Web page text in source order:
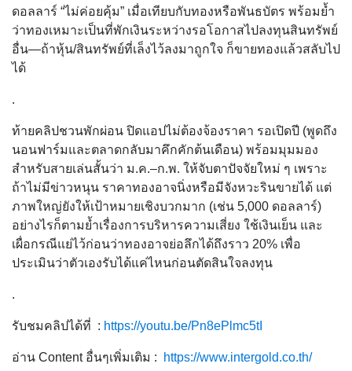
ดอลลาร์ “ไม่ค่อยคุ้ม” เมื่อเทียบกับทองหรือพันธบัตร พร้อมย้ำ
ว่าทองเหมาะเป็นที่พักเงินระหว่างรอโอกาสไปลงทุนสินทรัพย์
อื่น—ถ้าหุ้น/สินทรัพย์ที่เล็งไว้ลงมาถูกใจ ก็ขายทองแล้วสลับไป
ได้
.
ท้ายคลิปชวนพักผ่อน ปิดแอปไม่ต้องจ้องราคา รอเปิดปี (พูดถึง
นอนฟาร์มและตลาดกลับมาคึกคักต้นเดือน) พร้อมมุมมอง
สำหรับสายเล่นสั้นว่า ม.ค.–ก.พ. ให้จับตาปัจจัยใหม่ ๆ เพราะ
ถ้าไม่มีข่าวหนุน ราคาทองอาจนิ่งหรือมีจังหวะรินขายได้ แต่
ภาพใหญ่ยังให้เป้าหมายเชิงบวกมาก (เช่น 5,000 ดอลลาร์)
อย่างไรก็ตามย้ำเรื่องการบริหารความเสี่ยง ใช้เงินเย็น และ
เผื่อกรณีแย่ไว้ก่อนว่าทองอาจย่อลึกได้ถึงราว 20% เพื่อ
ประเมินว่าตัวเองรับได้แค่ไหนก่อนตัดสินใจลงทุน
.
รับชมคลิปได้ที่ : https://youtu.be/Pn8ePlmc5tI
อ่าน Content อื่นๆเพิ่มเติม : https://www.intergold.co.th/